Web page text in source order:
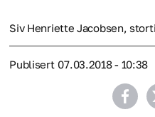
Siv Henriette Jacobsen,
Publisert 07.03.2018 - 10:38